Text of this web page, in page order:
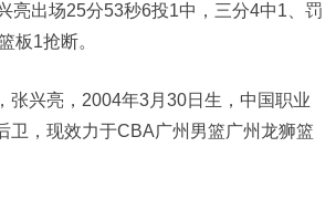
亮出场25分53秒6投1中，三分4中1、罚
板1抢断。
张兴亮，2004年3月30日生，中国职业
卫，现效力于CBA广州男篮广州龙狮篮